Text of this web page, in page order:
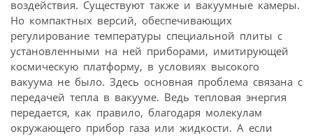
воздействия. Существуют также и вакуумные камеры.
Но компактных версий, обеспечивающих
регулирование температуры специальной плиты с
установленными на ней приборами, имитирующей
космическую платформу, в условиях высокого
вакуума не было. Здесь основная проблема связана с
передачей тепла в вакууме. Ведь тепловая энергия
передается, как правило, благодаря молекулам
окружающего прибор газа или жидкости. А если